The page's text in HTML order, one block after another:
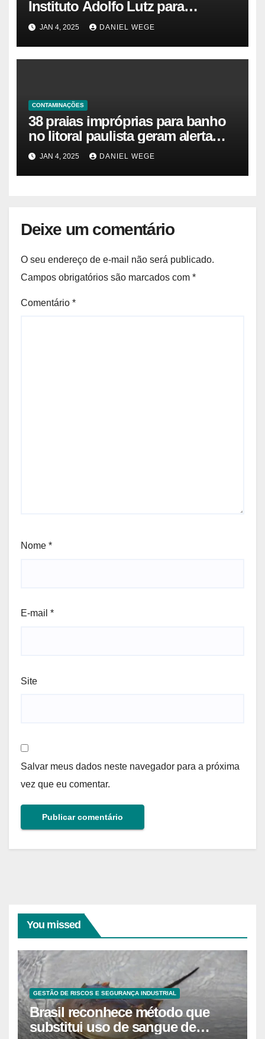
Instituto Adolfo Lutz para
identificar causas da virose em
moradores e turistas – Notícias
das Praias
JAN 4, 2025 DANIEL WEGE
CONTAMINAÇÕES
38 praias impróprias para banho
no litoral paulista geram alerta
ambiental e de saúde pública
JAN 4, 2025 DANIEL WEGE
Deixe um comentário
O seu endereço de e-mail não será publicado.
Campos obrigatórios são marcados com *
Comentário *
Nome *
E-mail *
Site
Salvar meus dados neste navegador para a próxima
vez que eu comentar.
You missed
GESTÃO DE RISCOS E SEGURANÇA INDUSTRIAL
Brasil reconhece método que
substitui uso de sangue de